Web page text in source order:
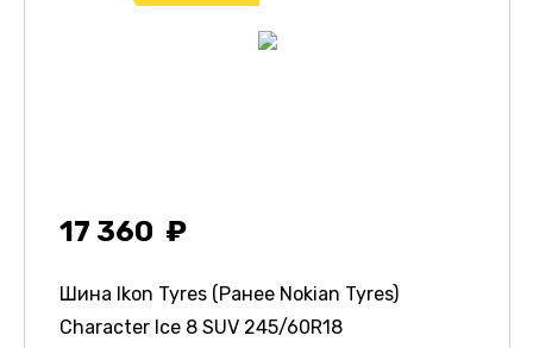
17 360
Шина Ikon Tyres (Ранее Nokian Tyres)
Character Ice 8 SUV 245/60R18